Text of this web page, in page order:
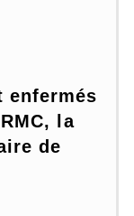
enfermés
la
de